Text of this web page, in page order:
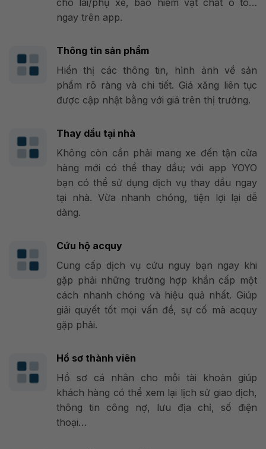
cho lái/phụ xe, bảo hiểm vật chất ô tô…
ngay trên app.
Thông tin sản phẩm
Hiển thị các thông tin, hình ảnh về sản
phẩm rõ ràng và chi tiết. Giá xăng liên tục
được cập nhật bằng với giá trên thị trường.
Thay dầu tại nhà
Không còn cần phải mang xe đến tận cửa
hàng mới có thể thay dầu; với app YOYO
bạn có thể sử dụng dịch vụ thay dầu ngay
tại nhà. Vừa nhanh chóng, tiện lợi lại dễ
dàng.
Cứu hộ acquy
Cung cấp dịch vụ cứu nguy bạn ngay khi
gặp phải những trường hợp khẩn cấp một
cách nhanh chóng và hiệu quả nhất. Giúp
giải quyết tốt mọi vấn đề, sự cố mà acquy
gặp phải.
Hồ sơ thành viên
Hồ sơ cá nhân cho mỗi tài khoản giúp
khách hàng có thể xem lại lịch sử giao dịch,
thông tin công nợ, lưu địa chỉ, số điện
thoại…